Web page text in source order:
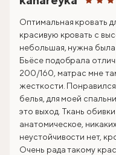
Оптимальная кровать
красивую кровать с
небольшая, нужна
Бьёсе подобрала
200/160, матрас мне
жесткости.
белья, для моей
это выход. Ткань
анатомическое,
неустойчивости нет,
Очень рада такому